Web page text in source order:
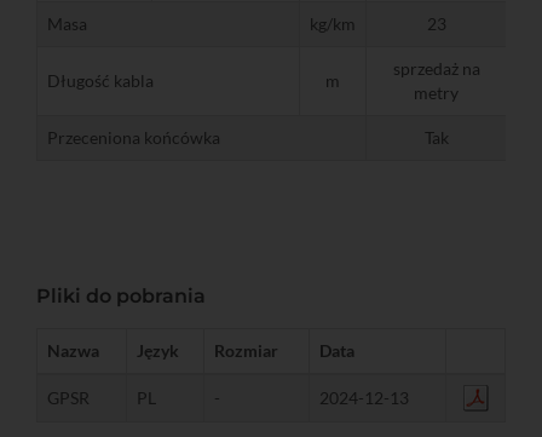
Masa kg/km 23
Długość kabla m
sprzedaż na
metry
Przeceniona końcówka Tak
Pliki do pobrania
Nazwa Język Rozmiar Data
GPSR PL - 2024-12-13